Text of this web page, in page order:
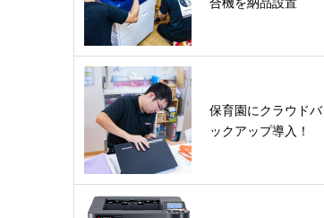
保育園にクラウドバ
ックアップ導入！